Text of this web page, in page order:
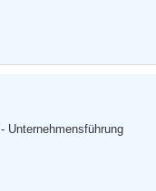
Unternehmensführung